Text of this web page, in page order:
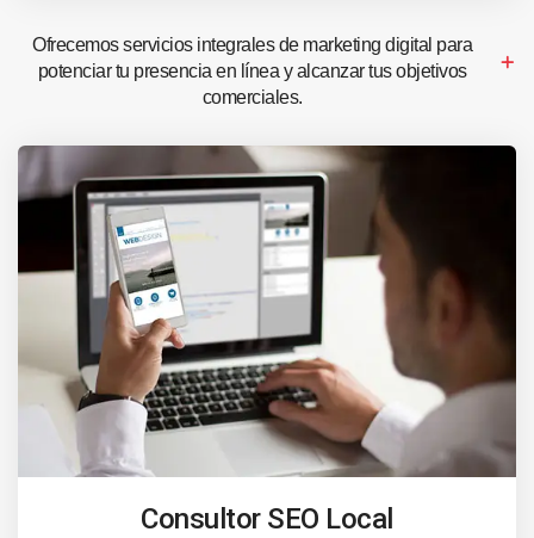
Ofrecemos servicios integrales de marketing digital para
potenciar tu presencia en línea y alcanzar tus objetivos
comerciales.
Consultor SEO Local